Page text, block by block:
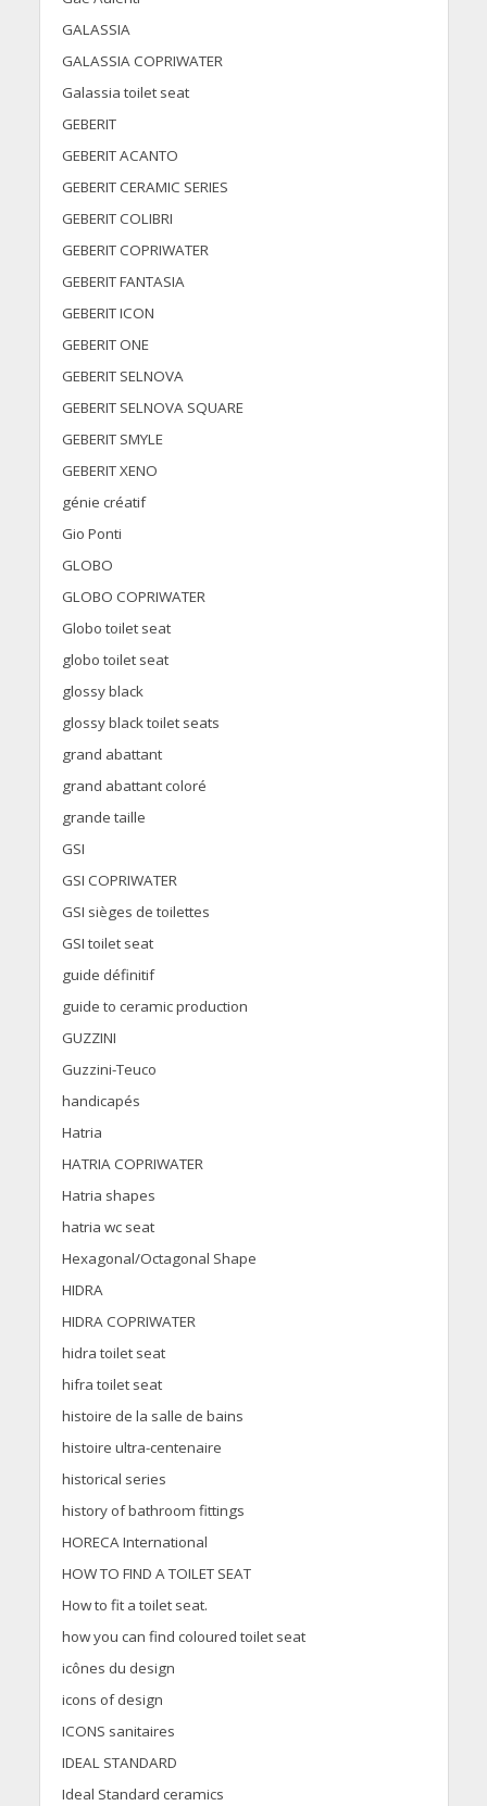
GALASSIA
GALASSIA COPRIWATER
Galassia toilet seat
GEBERIT
GEBERIT ACANTO
GEBERIT CERAMIC SERIES
GEBERIT COLIBRI
GEBERIT COPRIWATER
GEBERIT FANTASIA
GEBERIT ICON
GEBERIT ONE
GEBERIT SELNOVA
GEBERIT SELNOVA SQUARE
GEBERIT SMYLE
GEBERIT XENO
génie créatif
Gio Ponti
GLOBO
GLOBO COPRIWATER
Globo toilet seat
globo toilet seat
glossy black
glossy black toilet seats
grand abattant
grand abattant coloré
grande taille
GSI
GSI COPRIWATER
GSI sièges de toilettes
GSI toilet seat
guide définitif
guide to ceramic production
GUZZINI
Guzzini-Teuco
handicapés
Hatria
HATRIA COPRIWATER
Hatria shapes
hatria wc seat
Hexagonal/Octagonal Shape
HIDRA
HIDRA COPRIWATER
hidra toilet seat
hifra toilet seat
histoire de la salle de bains
histoire ultra-centenaire
historical series
history of bathroom fittings
HORECA International
HOW TO FIND A TOILET SEAT
How to fit a toilet seat.
how you can find coloured toilet seat
icônes du design
icons of design
ICONS sanitaires
IDEAL STANDARD
Ideal Standard ceramics